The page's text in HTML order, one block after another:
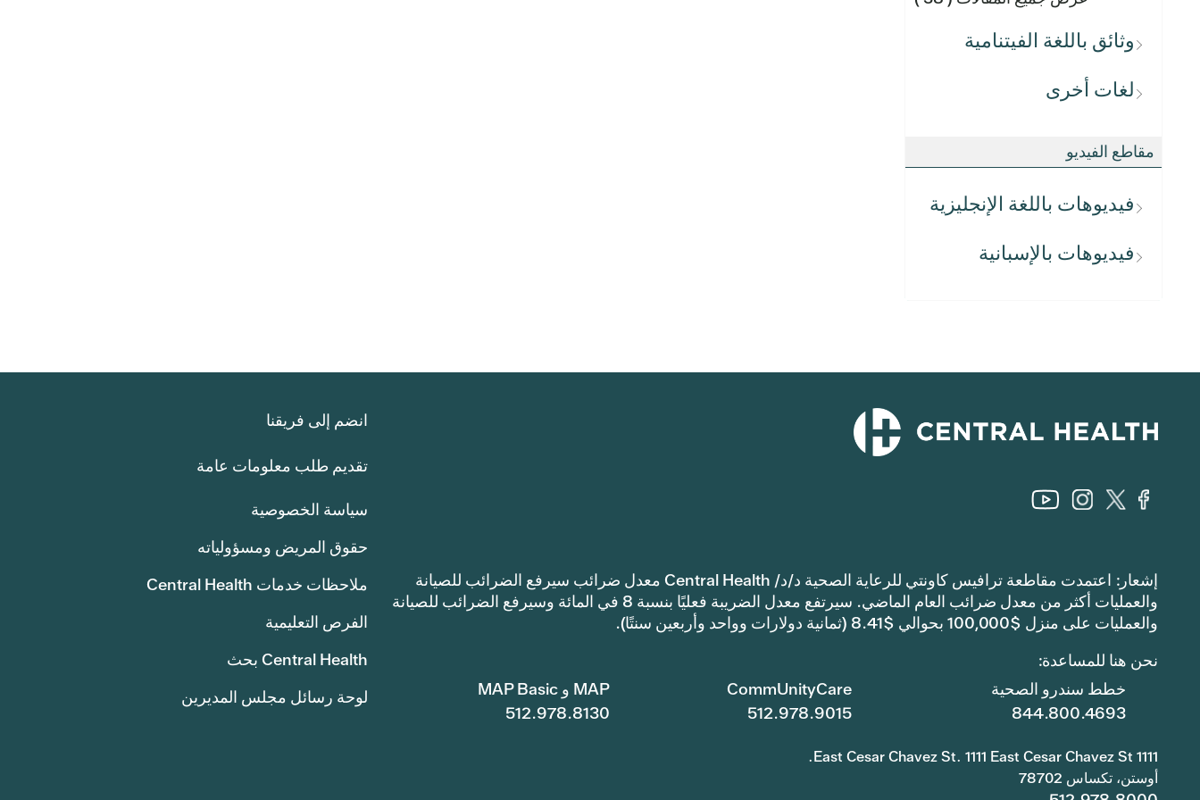
وثائق باللغة الفيتنامية
لغات أخرى
مقاطع الفيديو
فيديوهات باللغة الإنجليزية
فيديوهات بالإسبانية
إشعار: اعتمدت مقاطعة ترافيس كاونتي للرعاية الصحية د/د/ Central Health معدل ضرائب سيرفع الضرائب للصيانة
والعمليات أكثر من معدل ضرائب العام الماضي. سيرتفع معدل الضريبة فعليًا بنسبة 8 في المائة وسيرفع الضرائب للصيانة
والعمليات على منزل $100,000 بحوالي $8.41 (ثمانية دولارات وواحد وأربعين سنتًا).
نحن هنا للمساعدة:
MAP و MAP Basic
512.978.8130
CommUnityCare
512.978.9015
خطط سندرو الصحية
844.800.4693
1111 East Cesar Chavez St. 1111 East Cesar Chavez St.
أوستن، تكساس 78702
انضم إلى فريقنا
تقديم طلب معلومات عامة
سياسة الخصوصية
حقوق المريض ومسؤولياته
ملاحظات خدمات Central Health
الفرص التعليمية
Central Health بحث
لوحة رسائل مجلس المديرين